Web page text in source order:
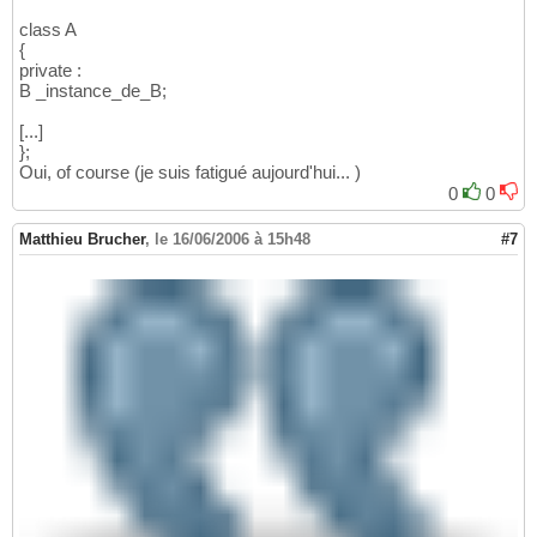
class A
{
private :
B _instance_de_B;
[...]
};
Oui, of course (je suis fatigué aujourd'hui... )
0
0
Matthieu Brucher, le 16/06/2006 à 15h48 #7